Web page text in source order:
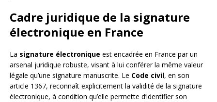
Cadre juridique de la signature
électronique en France
La signature électronique est encadrée en France par un
arsenal juridique robuste, visant à lui conférer la même valeur
légale qu’une signature manuscrite. Le Code civil, en son
article 1367, reconnaît explicitement la validité de la signature
électronique, à condition qu’elle permette d’identifier son